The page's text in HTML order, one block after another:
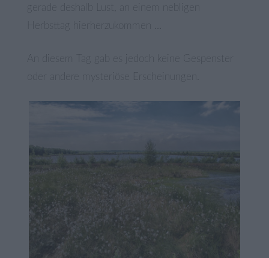
gerade deshalb Lust, an einem nebligen
Herbsttag hierherzukommen …
An diesem Tag gab es jedoch keine Gespenster
oder andere mysteriöse Erscheinungen.